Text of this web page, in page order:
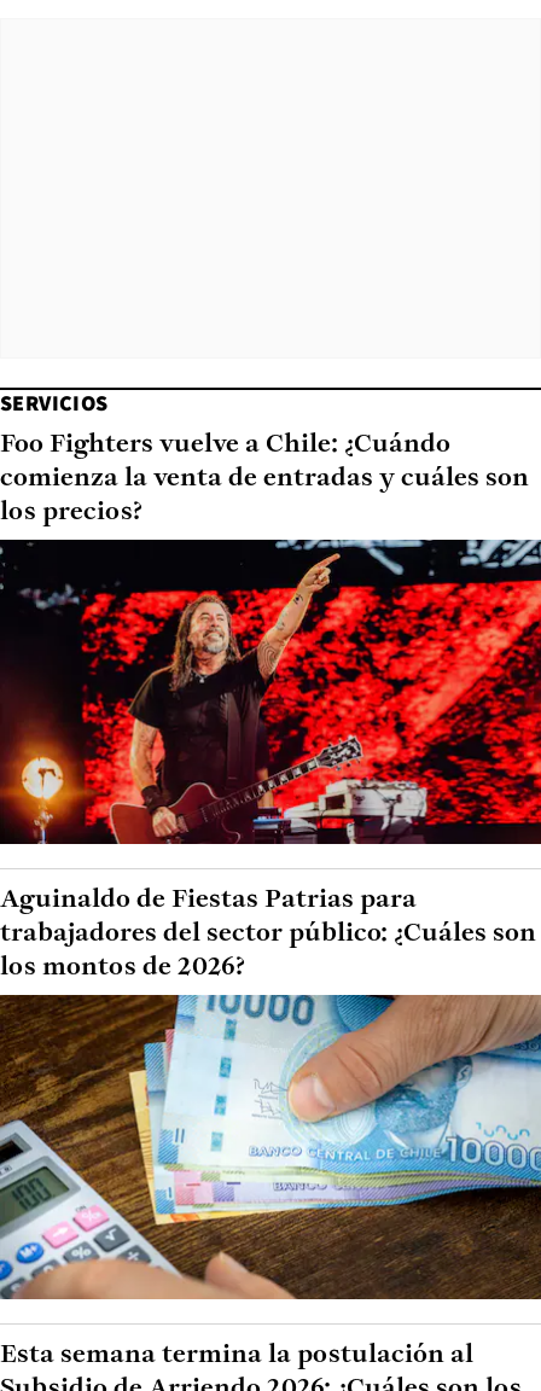
SERVICIOS
Foo Fighters vuelve a Chile: ¿Cuándo
comienza la venta de entradas y cuáles son
los precios?
Aguinaldo de Fiestas Patrias para
trabajadores del sector público: ¿Cuáles son
los montos de 2026?
Esta semana termina la postulación al